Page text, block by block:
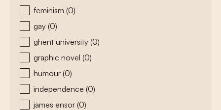
feminism (0)
gay (0)
ghent university (0)
graphic novel (0)
humour (0)
independence (0)
james ensor (0)